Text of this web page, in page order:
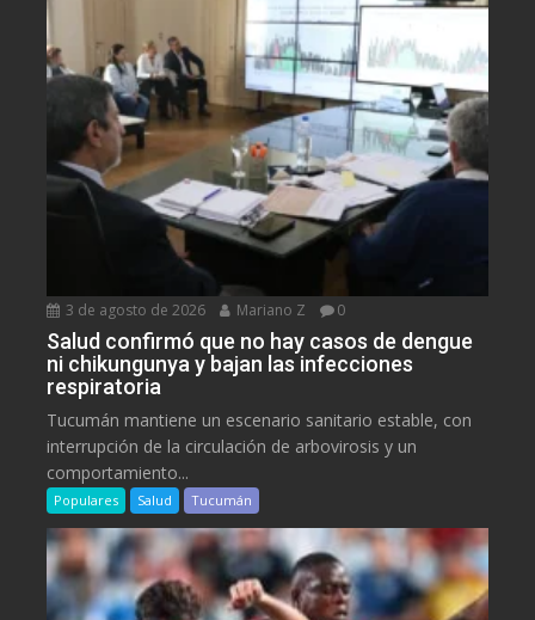
3 de agosto de 2026 Mariano Z 0
Salud confirmó que no hay casos de dengue
ni chikungunya y bajan las infecciones
respiratoria
Tucumán mantiene un escenario sanitario estable, con
interrupción de la circulación de arbovirosis y un
comportamiento...
Populares Salud Tucumán